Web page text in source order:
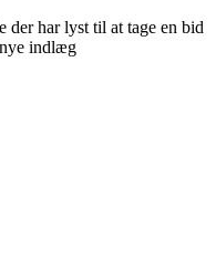
der har lyst til at tage en bid
indlæg